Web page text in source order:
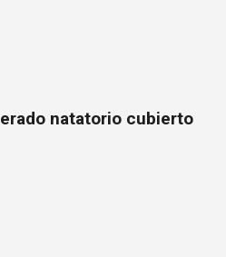
natatorio cubierto